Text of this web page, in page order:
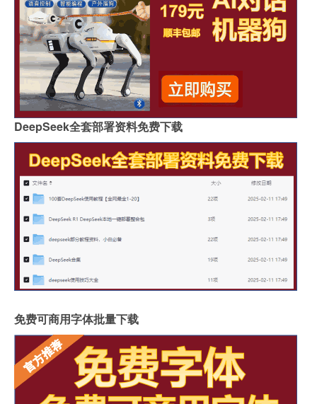
DeepSeek全套部署资料免费下载
免费可商用字体批量下载